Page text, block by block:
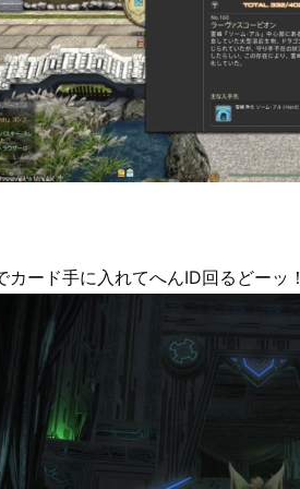
カード手に入れてへんID回るどーッ